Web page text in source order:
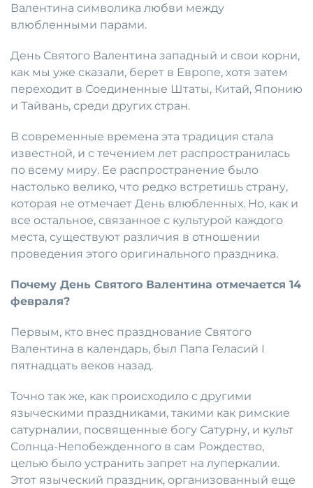
Валентина символика любви между
влюбленными парами.
День Святого Валентина западный и свои корни,
как мы уже сказали, берет в Европе, хотя затем
переходит в Соединенные Штаты, Китай, Японию
и Тайвань, среди других стран.
В современные времена эта традиция стала
известной, и с течением лет распространилась
по всему миру. Ее распространение было
настолько велико, что редко встретишь страну,
которая не отмечает День влюбленных. Но, как и
все остальное, связанное с культурой каждого
места, существуют различия в отношении
проведения этого оригинального праздника.
Почему День Святого Валентина отмечается 14
февраля?
Первым, кто внес празднование Святого
Валентина в календарь, был Папа Геласий I
пятнадцать веков назад.
Точно так же, как происходило с другими
языческими праздниками, такими как римские
сатурналии, посвященные богу Сатурну, и культ
Солнца-Непобежденного в сам Рождество,
целью было устранить запрет на луперкалии.
Этот языческий праздник, организованный еще